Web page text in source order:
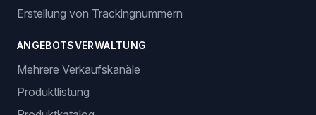
Erstellung von Trackingnummern
ANGEBOTSVERWALTUNG
Mehrere Verkaufskanäle
Produktlistung